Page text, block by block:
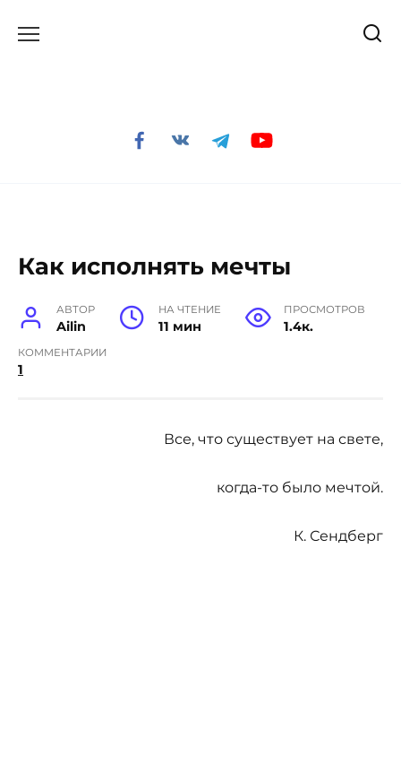
Как исполнять мечты
АВТОР
Ailin
НА ЧТЕНИЕ
11 мин
ПРОСМОТРОВ
1.4к.
КОММЕНТАРИИ
1
Все, что существует на свете,
когда-то было мечтой.
К. Сендберг